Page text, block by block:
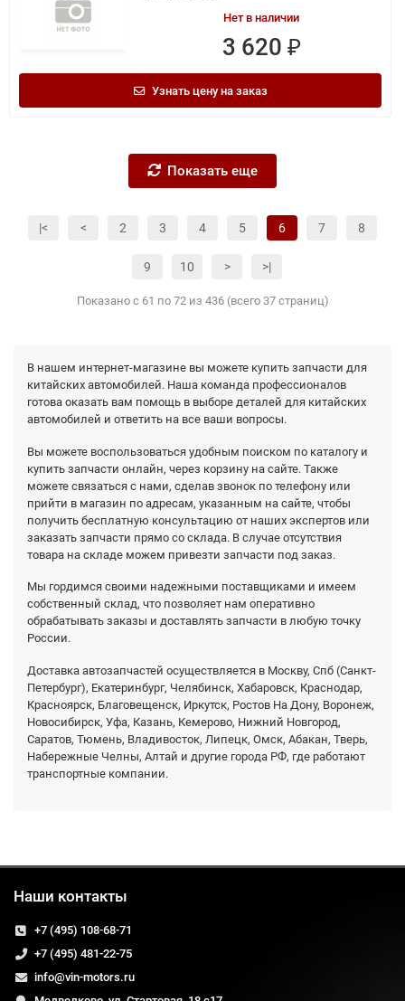
Нет в наличии
3 620 ₽
Узнать цену на заказ
Показать еще
|< < 2 3 4 5 6 7 8
9 10 > >|
Показано с 61 по 72 из 436 (всего 37 страниц)
В нашем интернет-магазине вы можете купить запчасти для
китайских автомобилей. Наша команда профессионалов
готова оказать вам помощь в выборе деталей для китайских
автомобилей и ответить на все ваши вопросы.
Вы можете воспользоваться удобным поиском по каталогу и
купить запчасти онлайн, через корзину на сайте. Также
можете связаться с нами, сделав звонок по телефону или
прийти в магазин по адресам, указанным на сайте, чтобы
получить бесплатную консультацию от наших экспертов или
заказать запчасти прямо со склада. В случае отсутствия
товара на складе можем привезти запчасти под заказ.
Мы гордимся своими надежными поставщиками и имеем
собственный склад, что позволяет нам оперативно
обрабатывать заказы и доставлять запчасти в любую точку
России.
Доставка автозапчастей осуществляется в Москву, Спб (Санкт-
Петербург), Екатеринбург, Челябинск, Хабаровск, Краснодар,
Красноярск, Благовещенск, Иркутск, Ростов На Дону, Воронеж,
Новосибирск, Уфа, Казань, Кемерово, Нижний Новгород,
Саратов, Тюмень, Владивосток, Липецк, Омск, Абакан, Тверь,
Набережные Челны, Алтай и другие города РФ, где работают
транспортные компании.
Наши контакты
+7 (495) 108-68-71
+7 (495) 481-22-75
info@vin-motors.ru